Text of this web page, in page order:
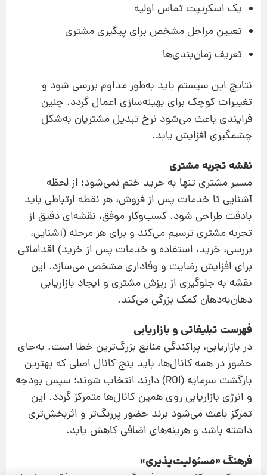
یک اسکریپت تماس اولیه
تعیین مراحل مشخص برای پیگیری مشتری
تعریف زمان‌بندی‌ها
نتایج این سیستم باید به‌طور مداوم بررسی شود و
تغییرات کوچک برای بهینه‌سازی اعمال گردد. چنین
فرایندی باعث می‌شود نرخ تبدیل مشتریان به‌شکل
چشمگیری افزایش یابد.
نقشه تجربه مشتری
مسیر مشتری تنها به خرید ختم نمی‌شود؛ از لحظه
آشنایی تا خدمات پس از فروش، هر نقطه ارتباطی باید
با‌دقت طراحی شود. کسب‌و‌کار موفق، نقشه‌ای دقیق از
تجربه مشتری ترسیم می‌کند و برای هر مرحله (آشنایی،
بررسی، خرید، استفاده و خدمات پس از خرید) اقداماتی
برای افزایش رضایت و وفاداری مشخص می‌سازد. این
نقشه به جلوگیری از ریزش مشتری و ایجاد بازاریابی
دهان‌به‌دهان کمک بزرگی می‌کند.
فهرست تبلیغاتی و بازاریابی
در بازاریابی، پراکندگی منابع بزرگ‌ترین خطا است. به‌جای
حضور در همه کانال‌ها، باید پنج کانال اصلی که بهترین
بازگشت سرمایه (ROI) دارند انتخاب شوند؛ سپس بودجه
و انرژی بازاریابی روی همین کانال‌ها متمرکز گردد. این
تمرکز باعث می‌شود برند حضور پررنگ‌تر و اثربخش‌تری
داشته باشد و هزینه‌های اضافی کاهش یابد.
فرهنگ «مسئولیت‌پذیری»
پیشنهاد ویژه